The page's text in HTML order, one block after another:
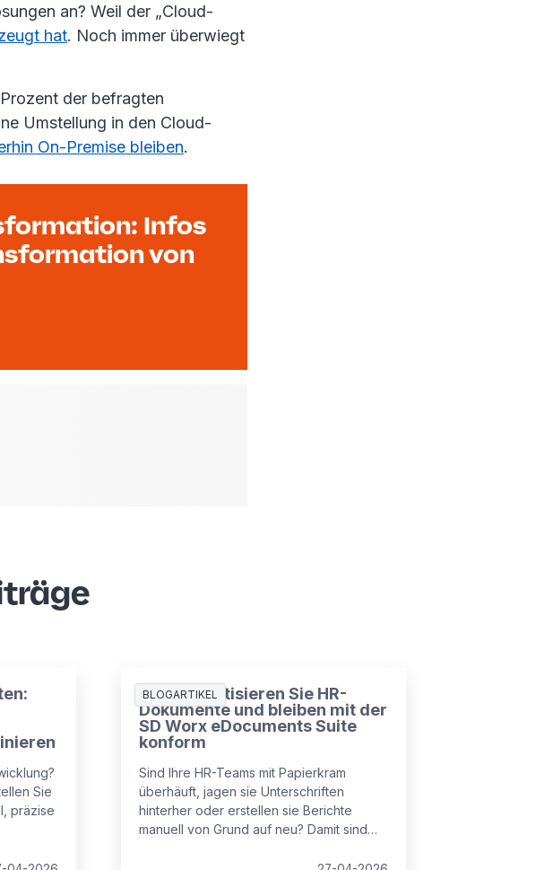
an? Weil der „Cloud-
hat. Noch immer überwiegt
der befragten
Umstellung in den Cloud-
On-Premise bleiben.
Infos
von
Sie
präzise
BLOGARTIKEL
So automatisieren Sie HR-
Dokumente und bleiben mit der
SD Worx eDocuments Suite
konform
Sind Ihre HR-Teams mit Papierkram
überhäuft, jagen sie Unterschriften
hinterher oder erstellen sie Berichte
manuell von Grund auf neu? Damit sind
stecken in veralteten Prozessen fest, die